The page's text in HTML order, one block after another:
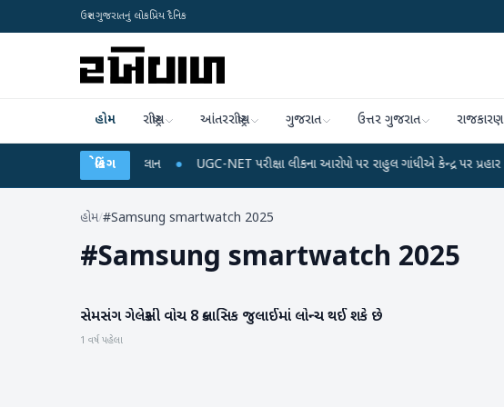
ઉત્તર ગુજરાતનું લોકપ્રિય દૈનિક
હોમ રાષ્ટ્રીય આંતરરાષ્ટ્રીય ગુજરાત ઉત્તર ગુજરાત રાજકારણ
બ્રેકિંગ
અને ડેટા પ્લાન UGC-NET પરીક્ષા લીકના આરોપો પર રાહુલ ગાંધીએ કેન્દ્ર પર પ્રહાર કર્યા ●
હોમ/#Samsung smartwatch 2025
#Samsung smartwatch 2025
ગેજેટ
સેમસંગ ગેલેક્સી વોચ 8 ક્લાસિક જુલાઈમાં લોન્ચ થઈ શકે છે
1 વર્ષ પહેલા